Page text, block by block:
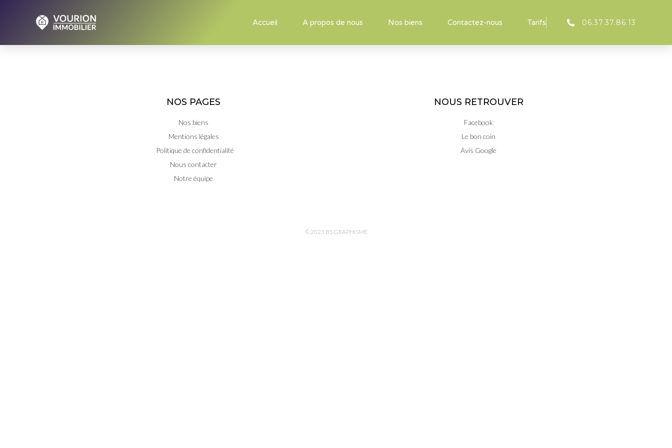
Accueil A propos de nous Nos biens Contactez-nous Tarifs 06.37.37.86.13
NOS PAGES
Nos biens
Mentions légales
Politique de confidentialité
Nous contacter
Notre équipe
NOUS RETROUVER
Facebook
Le bon coin
Avis Google
© 2023 BS GRAPHISME